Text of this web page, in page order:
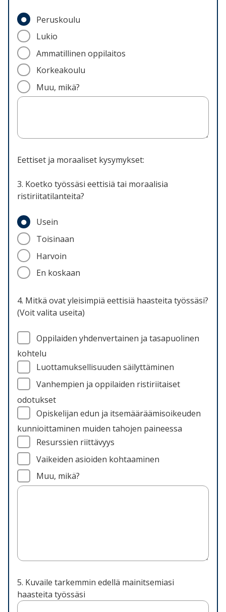
Peruskoulu
Lukio
Ammatillinen oppilaitos
Korkeakoulu
Muu, mikä?
Eettiset ja moraaliset kysymykset:
3. Koetko työssäsi eettisiä tai moraalisia
ristiriitatilanteita?
Usein
Toisinaan
Harvoin
En koskaan
4. Mitkä ovat yleisimpiä eettisiä haasteita työssäsi?
(Voit valita useita)
Oppilaiden yhdenvertainen ja tasapuolinen
kohtelu
Luottamuksellisuuden säilyttäminen
Vanhempien ja oppilaiden ristiriitaiset
odotukset
Opiskelijan edun ja itsemääräämisoikeuden
kunnioittaminen muiden tahojen paineessa
Resurssien riittävyys
Vaikeiden asioiden kohtaaminen
Muu, mikä?
5. Kuvaile tarkemmin edellä mainitsemiasi
haasteita työssäsi